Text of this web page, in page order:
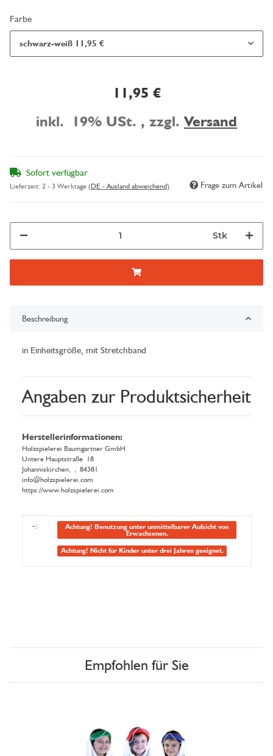
Farbe
schwarz-weiß 11,95 €
11,95 €
inkl. 19% USt. , zzgl.Versand
Sofort verfügbar
Lieferzeit: 2 - 3 Werktage (DE - Ausland abweichend) Frage zum Artikel
Stk
Beschreibung
in Einheitsgröße, mit Stretchband
Angaben zur Produktsicherheit
Herstellerinformationen:
Holzspielerei Baumgartner GmbH
Untere Hauptstraße 18
Johanniskirchen, , 84381
info@holzspielerei.com
https://www.holzspielerei.com
Produkteigenschaft
Wert
-: Achtung! Benutzung unter unmittelbarer Aufsicht von
Erwachsenen.
Achtung! Nicht für Kinder unter drei Jahren geeignet.
Empfohlen für Sie